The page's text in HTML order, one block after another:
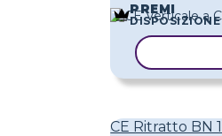
PREMI
DISPOSIZIONE
CE Ritratto BN 1